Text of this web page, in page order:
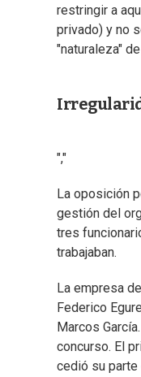
restringir a
privado) y no
"naturaleza"
","
La oposición
gestión del
tres
trabajaban.
La empresa
Federico
Marcos
concurso. El
cedió su parte